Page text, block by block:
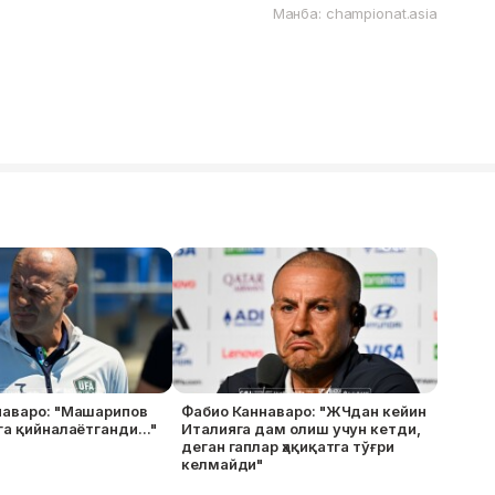
Манба: championat.asia
"Машарипов
қийналаётганди..."
Фабио Каннаваро: "ЖЧдан кейин
Италияга дам олиш учун кетди,
деган гаплар ҳақиқатга тўғри
келмайди"